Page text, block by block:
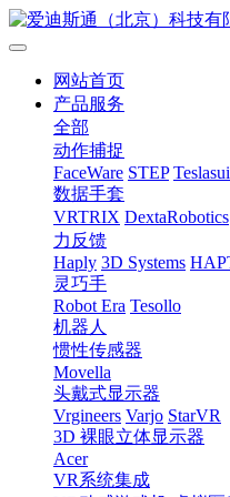
网站首页
产品服务
全部
动作捕捉
FaceWare STEP
数据手套
VRTRIX DextaRobotics
力反馈
Haply 3D Systems
灵巧手
Robot Era Tesollo
机器人
惯性传感器
Movella
头戴式显示器
Vrgineers Varjo StarVR
3D 裸眼立体显示器
Acer
VR系统集成